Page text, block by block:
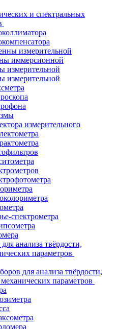
и спектральных
измерительной
иммерсионной
измерительной
измерительной
измерительного
спектрометра
анализа твёрдости,
параметров
для анализа твёрдости,
параметров